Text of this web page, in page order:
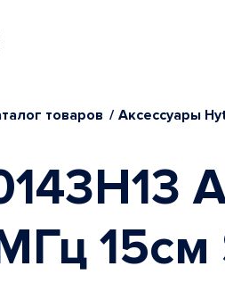
товаров Аксессуары
15см